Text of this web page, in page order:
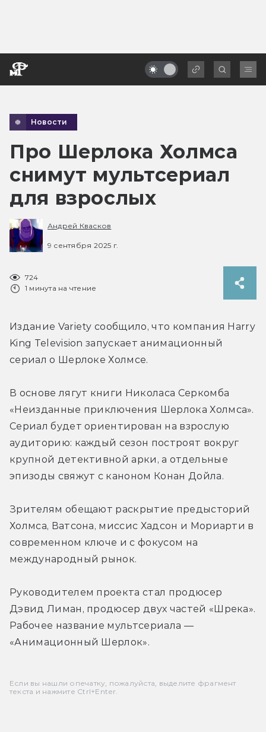
Новости
Про Шерлока Холмса
снимут мультсериал
для взрослых
Андрей Квасков
9 сентября 2025 г.
724
1 минута на чтение
Издание Variety сообщило, что компания Harry
King Television запускает анимационный
сериал о Шерлоке Холмсе.
В основе лягут книги Николаса Серкомба
«Неизданные приключения Шерлока Холмса».
Сериал будет ориентирован на взрослую
аудиторию: каждый сезон построят вокруг
крупной детективной арки, а отдельные
эпизоды свяжут с каноном Конан Дойла.
Зрителям обещают раскрытие предысторий
Холмса, Ватсона, миссис Хадсон и Мориарти в
современном ключе и с фокусом на
международный рынок.
Руководителем проекта стал продюсер
Рабочее название мультсериала —
«Анимационный Шерлок».
Если вы нашли опечатку, пожалуйста, выделите фрагмент
текста и нажмите Ctrl+Enter.